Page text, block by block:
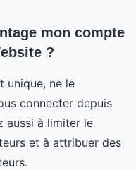
mon compte
?
unique, ne le
connecter depuis
aussi à limiter le
et à attribuer des